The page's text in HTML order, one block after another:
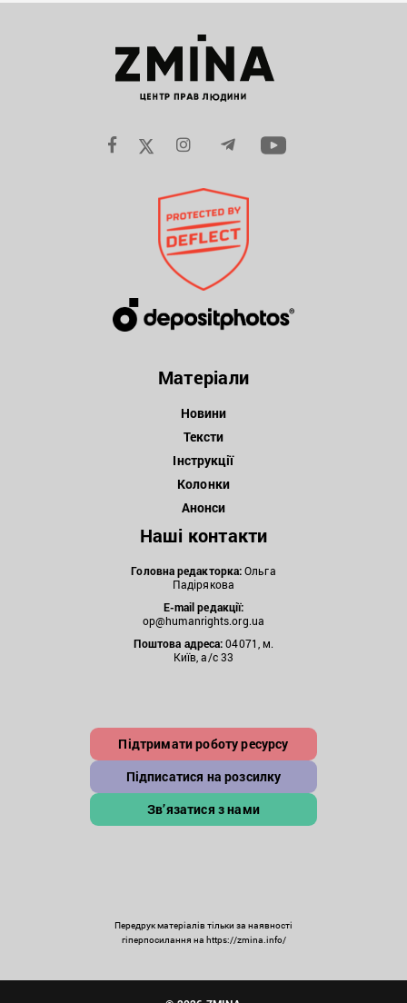
Матеріали
Новини
Тексти
Інструкції
Колонки
Анонси
Наші контакти
Головна редакторка:Ольга
Падірякова
E-mail редакції:
op@humanrights.org.ua
Поштова адреса:04071, м.
Київ, а/с 33
Підтримати роботу ресурсу
Підписатися на розсилку
Зв’язатися з нами
Передрук матеріалів тільки за наявності
гіперпосилання на https://zmina.info/